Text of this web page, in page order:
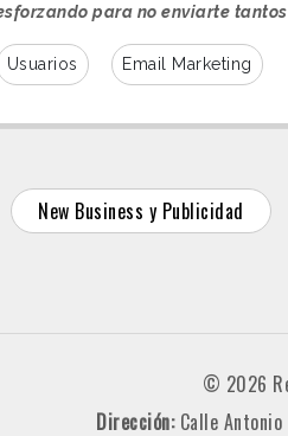
para no enviarte
Usuarios Email Marketing
New Business y Publicidad
© 2026
Dirección: Calle